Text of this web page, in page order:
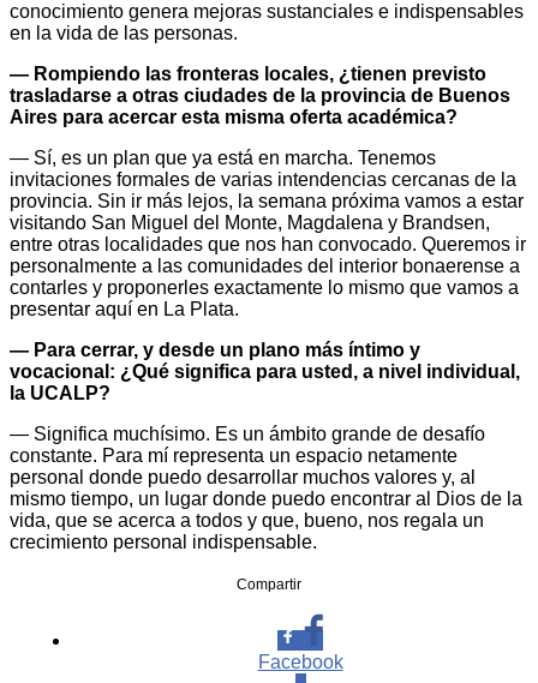
conocimiento genera mejoras sustanciales e indispensables
en la vida de las personas.
— Rompiendo las fronteras locales, ¿tienen previsto
trasladarse a otras ciudades de la provincia de Buenos
Aires para acercar esta misma oferta académica?
— Sí, es un plan que ya está en marcha. Tenemos
invitaciones formales de varias intendencias cercanas de la
provincia. Sin ir más lejos, la semana próxima vamos a estar
visitando San Miguel del Monte, Magdalena y Brandsen,
entre otras localidades que nos han convocado. Queremos ir
personalmente a las comunidades del interior bonaerense a
contarles y proponerles exactamente lo mismo que vamos a
presentar aquí en La Plata.
— Para cerrar, y desde un plano más íntimo y
vocacional: ¿Qué significa para usted, a nivel individual,
la UCALP?
— Significa muchísimo. Es un ámbito grande de desafío
constante. Para mí representa un espacio netamente
personal donde puedo desarrollar muchos valores y, al
mismo tiempo, un lugar donde puedo encontrar al Dios de la
vida, que se acerca a todos y que, bueno, nos regala un
crecimiento personal indispensable.
Compartir
Facebook